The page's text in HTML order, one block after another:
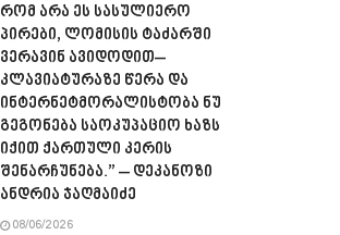
რომ არა ეს სასულიერო
პირები, ლომისის ტაძარში
ვერავინ ავიდოდით–
კლავიატურაზე წერა და
ინტერნეტმორალისტობა ნუ
გეგონება საოკუპაციო ხაზს
იქით ქართული კერის
შენარჩუნება.” – დეკანოზი
ანდრია ჯაღმაიძე
08/06/2026